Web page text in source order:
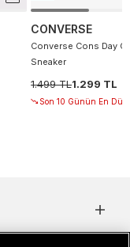
CONVERSE
Converse Cons Day
Sneaker
1.499 TL1.299 TL
Son 10 Günün En